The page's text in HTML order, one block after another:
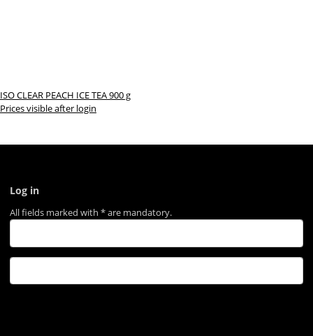
ISO CLEAR PEACH ICE TEA 900 g
Prices visible after login
Log in
All fields marked with *are mandatory.